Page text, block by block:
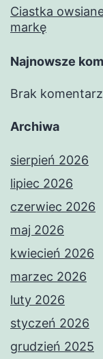
Ciastka
markę
Najnowsze
Brak
Archiwa
sierpień 2026
lipiec 2026
czerwiec 2026
maj 2026
kwiecień 2026
marzec 2026
luty 2026
styczeń 2026
grudzień 2025